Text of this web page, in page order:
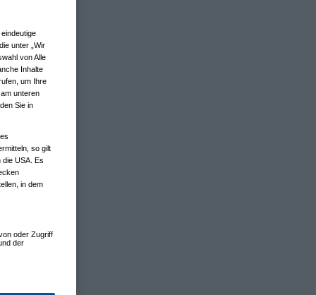
unter „Wir
von Alle
Inhalte
um Ihre
unteren
Sie in
so gilt
die USA. Es
in dem
oder Zugriff
der